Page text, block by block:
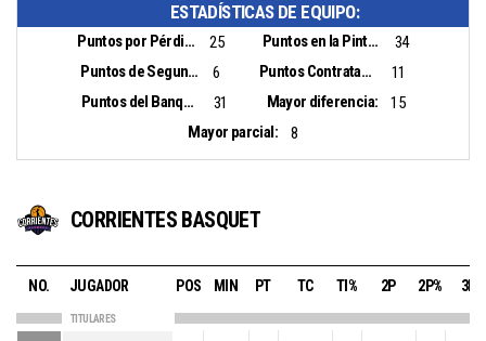
ESTADÍSTICAS DE EQUIPO:
Puntos por Pérdidas: 25 Puntos en la Pintura:
34
Puntos de Segunda Oportunidad:
6 Puntos Contrataque:
11
Puntos del Banquillo:
31 Mayor diferencia:
15
Mayor parcial:
8
CORRIENTES BASQUET
NO. JUGADOR POS MIN PT TC TI% 2P 2P% 3P
TITULARES